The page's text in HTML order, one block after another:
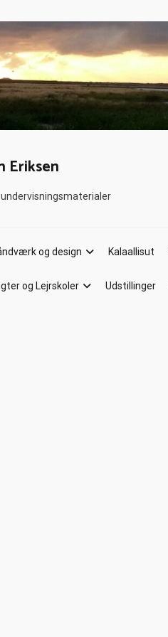
Eriksen
og design Kalaallisut
og Lejrskoler Udstillinger